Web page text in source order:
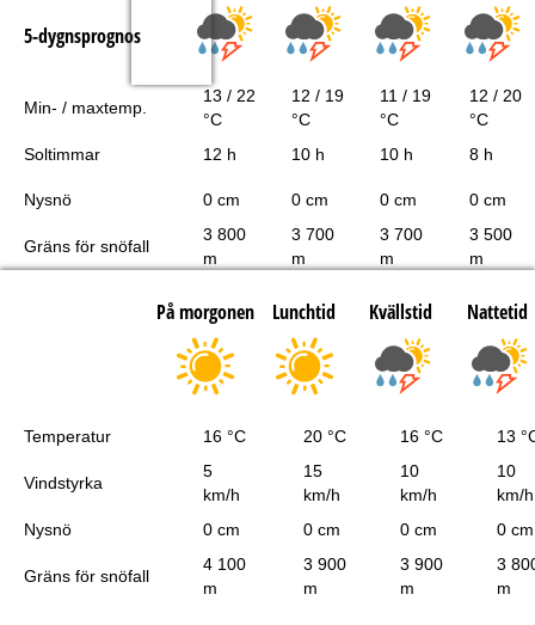
5-dygnsprognos
Min- / maxtemp.
13 / 22
°C
12 / 19
°C
11 / 19
°C
12 / 20
°C
Soltimmar
12 h 10 h 10 h 8 h
Nysnö 0 cm 0 cm 0 cm 0 cm
Gräns för snöfall
3 800
m
3 700
m
3 700
m
3 500
m
På morgonen Lunchtid Kvällstid Nattetid
Temperatur 16 °C 20 °C 16 °C 13
Vindstyrka
5
km/h
15
km/h
10
km/h
10
km/h
Nysnö
0 cm 0 cm 0 cm 0 cm
Gräns för snöfall
4 100
m
3 900
m
3 900
m
3
m